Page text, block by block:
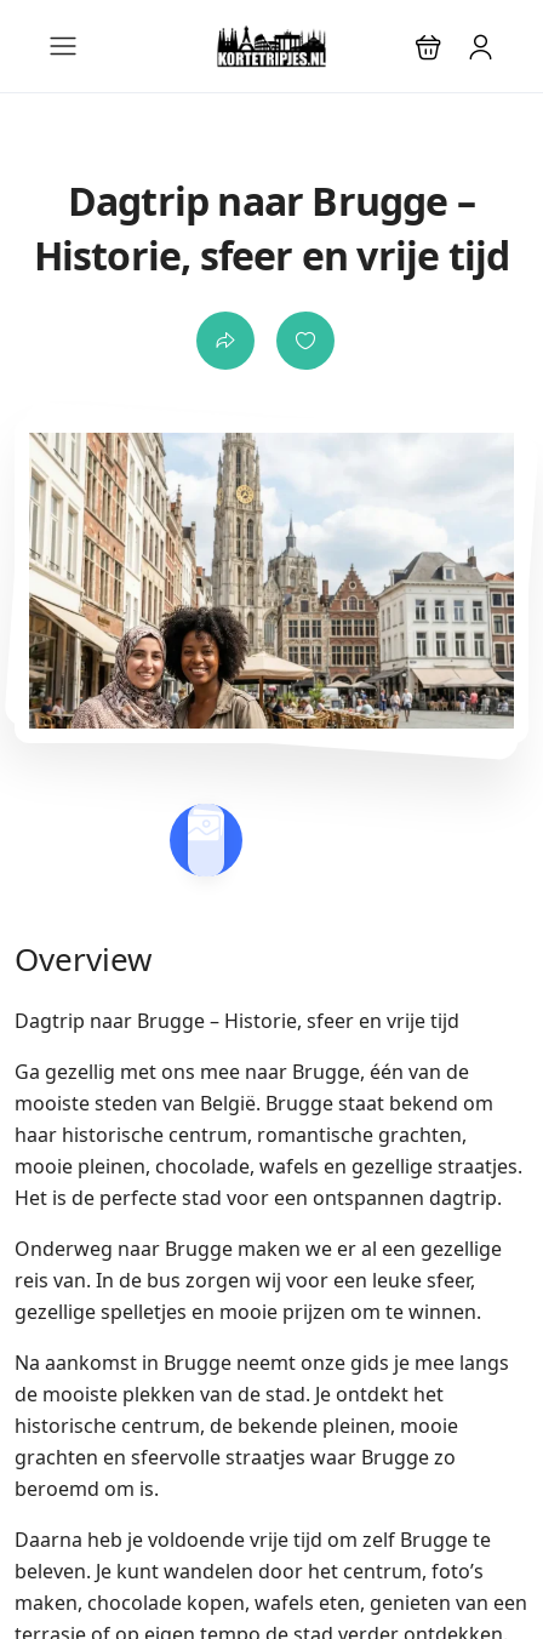
Dagtrip naar Brugge –
Historie, sfeer en vrije tijd
Overview
Dagtrip naar Brugge – Historie, sfeer en vrije tijd
Ga gezellig met ons mee naar Brugge, één van de
mooiste steden van België. Brugge staat bekend om
haar historische centrum, romantische grachten,
mooie pleinen, chocolade, wafels en gezellige straatjes.
Het is de perfecte stad voor een ontspannen dagtrip.
Onderweg naar Brugge maken we er al een gezellige
reis van. In de bus zorgen wij voor een leuke sfeer,
gezellige spelletjes en mooie prijzen om te winnen.
Na aankomst in Brugge neemt onze gids je mee langs
de mooiste plekken van de stad. Je ontdekt het
historische centrum, de bekende pleinen, mooie
grachten en sfeervolle straatjes waar Brugge zo
beroemd om is.
Daarna heb je voldoende vrije tijd om zelf Brugge te
beleven. Je kunt wandelen door het centrum, foto’s
maken, chocolade kopen, wafels eten, genieten van een